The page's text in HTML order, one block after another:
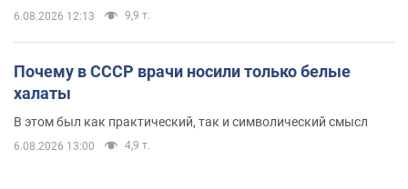
6.08.2026 12:13 9,9 т.
Почему в СССР врачи носили только белые
халаты
В этом был как практический, так и символический смысл
6.08.2026 13:00 4,9 т.